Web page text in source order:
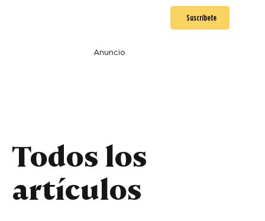
Suscríbete
Anuncio
Todos los
artículos